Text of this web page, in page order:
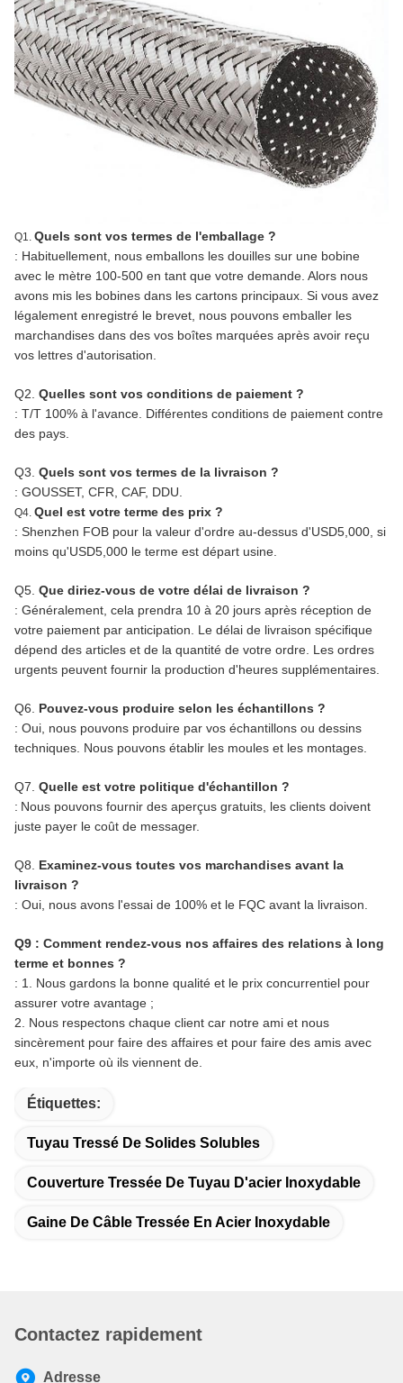
Q1. Quels sont vos termes de l'emballage ?
: Habituellement, nous emballons les douilles sur une bobine
avec le mètre 100-500 en tant que votre demande. Alors nous
avons mis les bobines dans les cartons principaux. Si vous avez
légalement enregistré le brevet, nous pouvons emballer les
marchandises dans des vos boîtes marquées après avoir reçu
vos lettres d'autorisation.
Q2. Quelles sont vos conditions de paiement ?
: T/T 100% à l'avance. Différentes conditions de paiement contre
des pays.
Q3. Quels sont vos termes de la livraison ?
: GOUSSET, CFR, CAF, DDU.
Q4. Quel est votre terme des prix ?
: Shenzhen FOB pour la valeur d'ordre au-dessus d'USD5,000, si
moins qu'USD5,000 le terme est départ usine.
Q5. Que diriez-vous de votre délai de livraison ?
: Généralement, cela prendra 10 à 20 jours après réception de
votre paiement par anticipation. Le délai de livraison spécifique
dépend des articles et de la quantité de votre ordre. Les ordres
urgents peuvent fournir la production d'heures supplémentaires.
Q6. Pouvez-vous produire selon les échantillons ?
: Oui, nous pouvons produire par vos échantillons ou dessins
techniques. Nous pouvons établir les moules et les montages.
Q7. Quelle est votre politique d'échantillon ?
: Nous pouvons fournir des aperçus gratuits, les clients doivent
juste payer le coût de messager.
Q8. Examinez-vous toutes vos marchandises avant la
livraison ?
: Oui, nous avons l'essai de 100% et le FQC avant la livraison.
Q9 : Comment rendez-vous nos affaires des relations à long
terme et bonnes ?
: 1. Nous gardons la bonne qualité et le prix concurrentiel pour
assurer votre avantage ;
2. Nous respectons chaque client car notre ami et nous
sincèrement pour faire des affaires et pour faire des amis avec
eux, n'importe où ils viennent de.
Étiquettes:
Tuyau Tressé De Solides Solubles
Couverture Tressée De Tuyau D'acier Inoxydable
Gaine De Câble Tressée En Acier Inoxydable
Contactez rapidement
Adresse